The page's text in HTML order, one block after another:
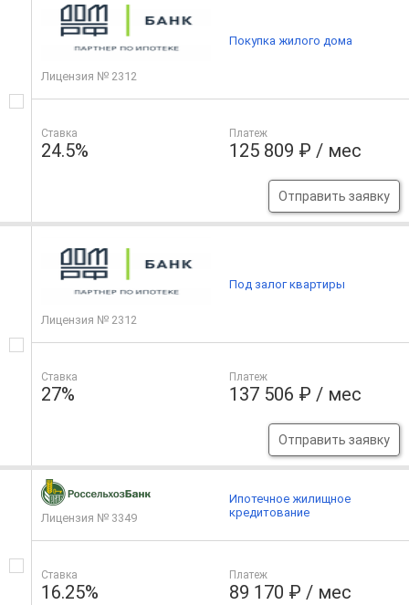
Лицензия № 2312
Ставка
24.5%
Платеж
125 809 ₽ / мес
Отправить заявку
Покупка жилого дома
Лицензия № 2312
Ставка
27%
Платеж
137 506 ₽ / мес
Отправить заявку
Под залог квартиры
Лицензия № 3349
Ставка
16.25%
Платеж
89 170 ₽ / мес
Ипотечное жилищное
кредитование